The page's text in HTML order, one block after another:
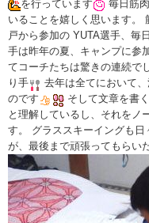
を行っています
毎日筋
いることを嬉しく思います。
戸から参加の YUTA選手、毎
手は昨年の夏、キャンプに参
てコーチたちは驚きの連続で
り手
去年は全てにおいて
のです
そして文章を書
と理解しているし、それをノ
す。 グラススキーイングも日
が、最後まで頑張ってもらい